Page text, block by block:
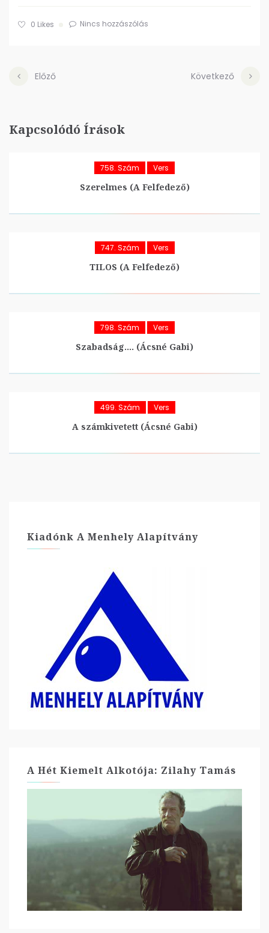
0 Likes Nincs hozzászólás
Előző Következő
Kapcsolódó Írások
758. Szám Vers
Szerelmes (A Felfedező)
747. Szám Vers
TILOS (A Felfedező)
798. Szám Vers
Szabadság…. (Ácsné Gabi)
499. Szám Vers
A számkivetett (Ácsné Gabi)
Kiadónk A Menhely Alapítvány
A Hét Kiemelt Alkotója: Zilahy Tamás